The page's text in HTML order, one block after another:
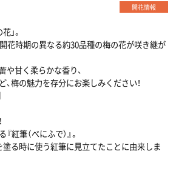
開花情報
」。
開花時期の異なる約30品種の梅の花が咲き継が
や甘く柔らかな香り、
梅の魅力を存分にお楽しみください！
紅筆（べにふで）』。
塗る時に使う紅筆に見立てたことに由来しま